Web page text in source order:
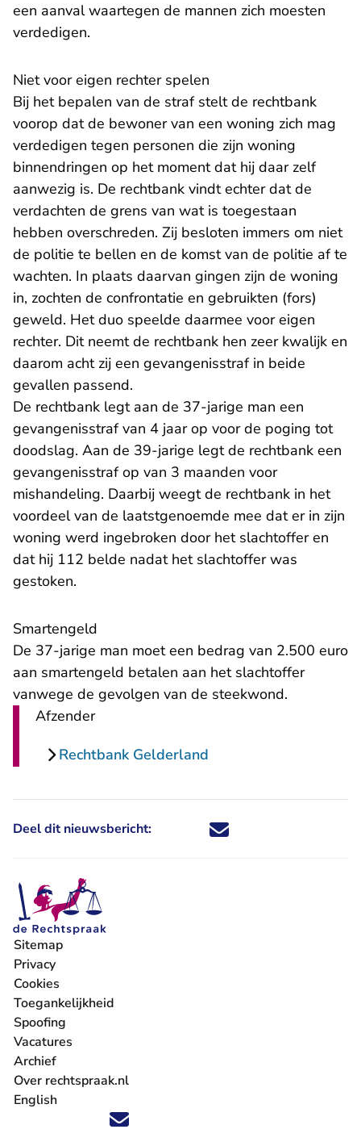
een aanval waartegen de mannen zich moesten
verdedigen.
Niet voor eigen rechter spelen
Bij het bepalen van de straf stelt de rechtbank
voorop dat de bewoner van een woning zich mag
verdedigen tegen personen die zijn woning
binnendringen op het moment dat hij daar zelf
aanwezig is. De rechtbank vindt echter dat de
verdachten de grens van wat is toegestaan
hebben overschreden. Zij besloten immers om niet
de politie te bellen en de komst van de politie af te
wachten. In plaats daarvan gingen zijn de woning
in, zochten de confrontatie en gebruikten (fors)
geweld. Het duo speelde daarmee voor eigen
rechter. Dit neemt de rechtbank hen zeer kwalijk en
daarom acht zij een gevangenisstraf in beide
gevallen passend.
De rechtbank legt aan de 37-jarige man een
gevangenisstraf van 4 jaar op voor de poging tot
doodslag. Aan de 39-jarige legt de rechtbank een
gevangenisstraf op van 3 maanden voor
mishandeling. Daarbij weegt de rechtbank in het
voordeel van de laatstgenoemde mee dat er in zijn
woning werd ingebroken door het slachtoffer en
dat hij 112 belde nadat het slachtoffer was
gestoken.
Smartengeld
De 37-jarige man moet een bedrag van 2.500 euro
aan smartengeld betalen aan het slachtoffer
vanwege de gevolgen van de steekwond.
Afzender
Rechtbank Gelderland
Deel dit nieuwsbericht: Deel dit nieuwsbericht via X -
Deel dit nieuwsbericht via
Deel dit nieuwsbericht
Deel dit
Volg ons op X (Twitter) - U verlaat Rechtspraak.nl
Volg ons op Facebook - U verlaat Rechtspraak.nl
Volg ons op Instagram - U verlaat Rechtspraak.nl
Volg ons op Youtube - U verlaat Rechtspraak.nl
Volg ons op LinkedIn - U verlaat
'Blijf op de hoogte' nieuwsbrief - U verlaat
Sitemap
Privacy
Cookies
Toegankelijkheid
Spoofing
Vacatures
- U verlaat Rechtspraak.nl
Archief
Over rechtspraak.nl
English